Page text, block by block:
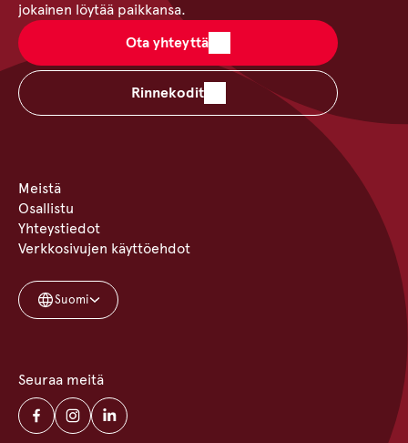
jokainen löytää paikkansa.
Ota yhteyttä
Rinnekodit
Meistä
Osallistu
Yhteystiedot
Verkkosivujen käyttöehdot
Suomi
Seuraa meitä